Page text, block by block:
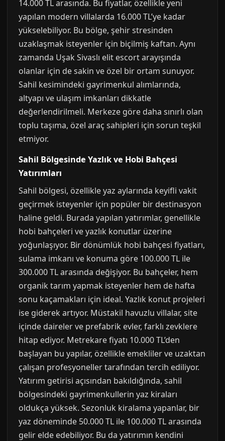
14.000 TL arasında. Bu fiyatlar, özellikle yeni
yapılan modern villalarda 16.000 TL’ye kadar
yükselebiliyor. Bu bölge, şehir stresinden
uzaklaşmak isteyenler için biçilmiş kaftan. Aynı
zamanda Uşak Sivaslı elit escort arayışında
olanlar için de sakin ve özel bir ortam sunuyor.
Sahil kesimindeki gayrimenkul alımlarında,
altyapı ve ulaşım imkanları dikkatle
değerlendirilmeli. Merkeze göre daha sınırlı olan
toplu taşıma, özel araç sahipleri için sorun teşkil
etmiyor.
Sahil Bölgesinde Yazlık ve Hobi Bahçesi
Yatırımları
Sahil bölgesi, özellikle yaz aylarında keyifli vakit
geçirmek isteyenler için popüler bir destinasyon
haline geldi. Burada yapılan yatırımlar, genellikle
hobi bahçeleri ve yazlık konutlar üzerine
yoğunlaşıyor. Bir dönümlük hobi bahçesi fiyatları,
sulama imkanı ve konuma göre 100.000 TL ile
300.000 TL arasında değişiyor. Bu bahçeler, hem
organik tarım yapmak isteyenler hem de hafta
sonu kaçamakları için ideal. Yazlık konut projeleri
ise giderek artıyor. Müstakil havuzlu villalar, site
içinde daireler ve prefabrik evler, farklı zevklere
hitap ediyor. Metrekare fiyatı 10.000 TL’den
başlayan bu yapılar, özellikle emekliler ve uzaktan
çalışan profesyoneller tarafından tercih ediliyor.
Yatırım getirisi açısından bakıldığında, sahil
bölgesindeki gayrimenkullerin yaz kiraları
oldukça yüksek. Sezonluk kiralama yapanlar, bir
yaz döneminde 50.000 TL ile 100.000 TL arasında
gelir elde edebiliyor. Bu da yatırımın kendini